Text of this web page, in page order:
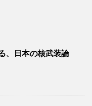
、日本の核武装論